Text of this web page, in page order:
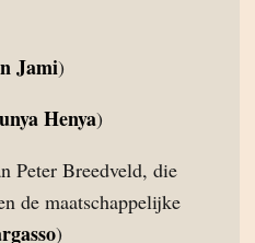
Jami)
Henya)
Peter Breedveld, die
de maatschappelijke
)